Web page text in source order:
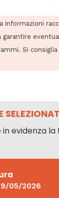
informazioni
garantire
Si
evidenza la
05/2026